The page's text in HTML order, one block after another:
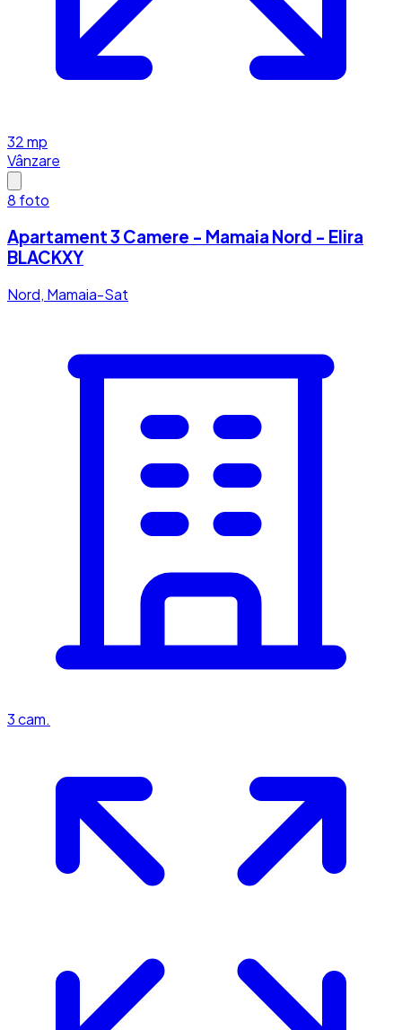
32mp
Vânzare
8 foto
Apartament 3 Camere - Mamaia Nord - Elira
BLACKXY
Nord, Mamaia-Sat
3cam.